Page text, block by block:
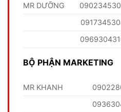
MR DƯỠNG
BỘ PHẬN MARKETING
MR KHANH